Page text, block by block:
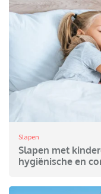
Slapen
Slapen met
hygiënische en